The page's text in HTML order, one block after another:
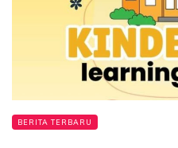
BERITA TERBARU